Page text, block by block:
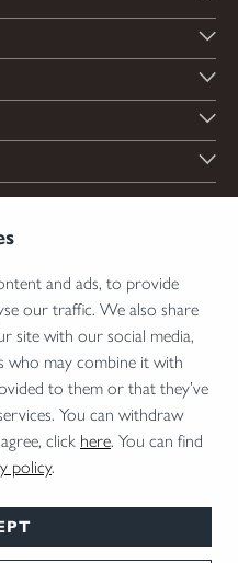
and ads, to provide
our traffic. We also share
site with our social media,
who may combine it with
to them or that they’ve
You can withdraw
click here. You can find
policy.
und Munition nur an Inhaber einer
Hinweise zur Verwendung von